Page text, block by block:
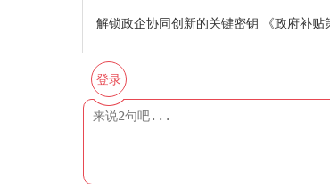
解锁政企协同创新的关键密钥 《政府补
登录